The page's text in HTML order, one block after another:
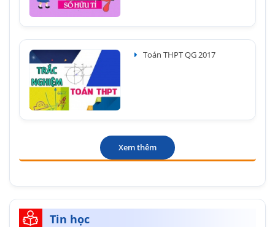
Toán THPT QG 2017
Xem thêm
Tin học